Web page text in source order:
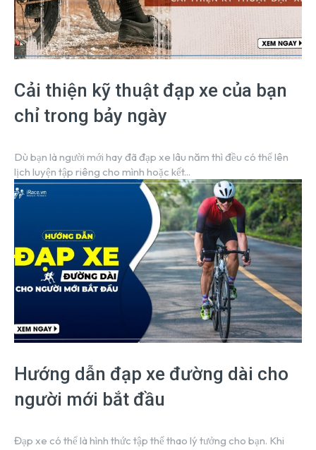
Cải thiện kỹ thuật đạp xe của bạn
chỉ trong bảy ngày
Dù bạn là người mới hay đã đạp xe lâu năm thì đều có thể lên
lịch luyện tập riêng cho mình hoặc kết...
Hướng dẫn đạp xe đường dài cho
người mới bắt đầu
Đạp xe có thể là hình thức tập thể thao lý tưởng cho bạn. Khi